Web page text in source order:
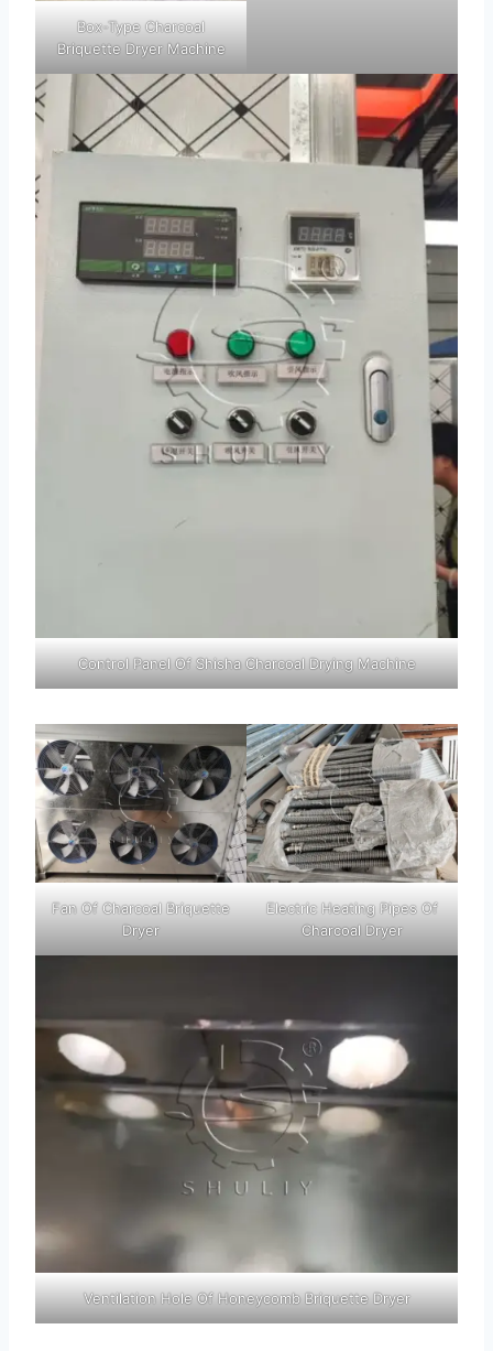
Box-Type Charcoal
Briquette Dryer Machine
Control Panel Of Shisha Charcoal Drying Machine
Fan Of Charcoal Briquette
Dryer
Electric Heating Pipes Of
Charcoal Dryer
Ventilation Hole Of Honeycomb Briquette Dryer